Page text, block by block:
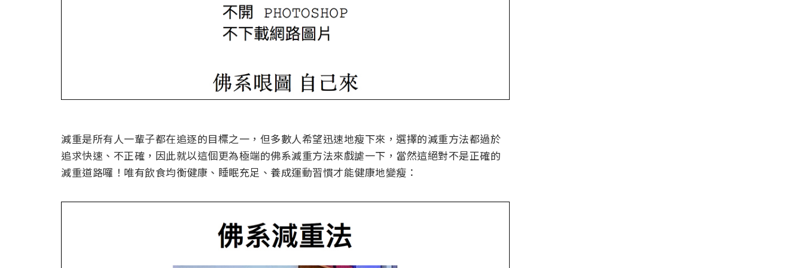
減重是所有人一輩子都在追逐的目標之一，但多數人希望迅速地瘦下來，選擇的減重方法都過於
追求快速、不正確，因此就以這個更為極端的佛系減重方法來戲謔一下，當然這絕對不是正確的
減重道路囉！唯有飲食均衡健康、睡眠充足、養成運動習慣才能健康地變瘦：